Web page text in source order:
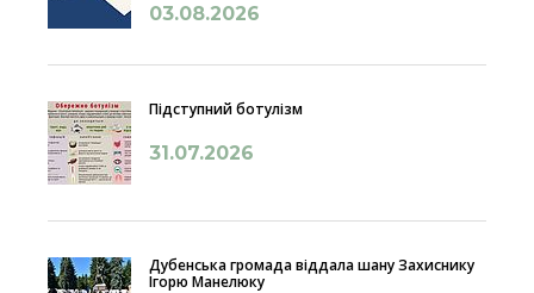
03.08.2026
Підступний ботулізм
31.07.2026
Дубенська громада віддала шану Захиснику
Ігорю Манелюку